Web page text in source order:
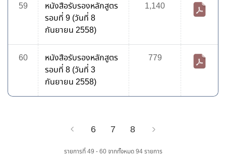
59
หนังสือรับรองหลักสูตร
รอบที่ 9 (วันที่ 8
กันยายน 2558)
1,140
60
หนังสือรับรองหลักสูตร
รอบที่ 8 (วันที่ 3
กันยายน 2558)
779
6 7 8
รายการที่ 49 - 60 จากทั้งหมด 94 รายการ